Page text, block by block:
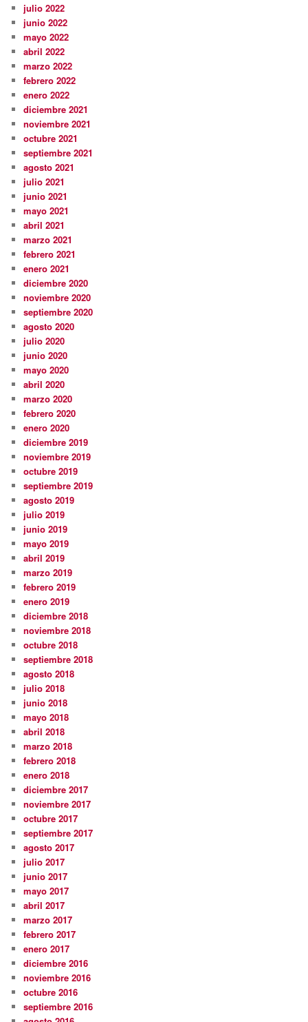
julio 2022
junio 2022
mayo 2022
abril 2022
marzo 2022
febrero 2022
enero 2022
diciembre 2021
noviembre 2021
octubre 2021
septiembre 2021
agosto 2021
julio 2021
junio 2021
mayo 2021
abril 2021
marzo 2021
febrero 2021
enero 2021
diciembre 2020
noviembre 2020
septiembre 2020
agosto 2020
julio 2020
junio 2020
mayo 2020
abril 2020
marzo 2020
febrero 2020
enero 2020
diciembre 2019
noviembre 2019
octubre 2019
septiembre 2019
agosto 2019
julio 2019
junio 2019
mayo 2019
abril 2019
marzo 2019
febrero 2019
enero 2019
diciembre 2018
noviembre 2018
octubre 2018
septiembre 2018
agosto 2018
julio 2018
junio 2018
mayo 2018
abril 2018
marzo 2018
febrero 2018
enero 2018
diciembre 2017
noviembre 2017
octubre 2017
septiembre 2017
agosto 2017
julio 2017
junio 2017
mayo 2017
abril 2017
marzo 2017
febrero 2017
enero 2017
diciembre 2016
noviembre 2016
octubre 2016
septiembre 2016